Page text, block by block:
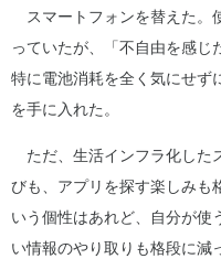
スマートフォンを替えた。
っていたが、「不自由を感じ
特に電池消耗を全く気にせず
を手に入れた。
ただ、生活インフラ化した
びも、アプリを探す楽しみも
いう個性はあれど、自分が使
い情報のやり取りも格段に減